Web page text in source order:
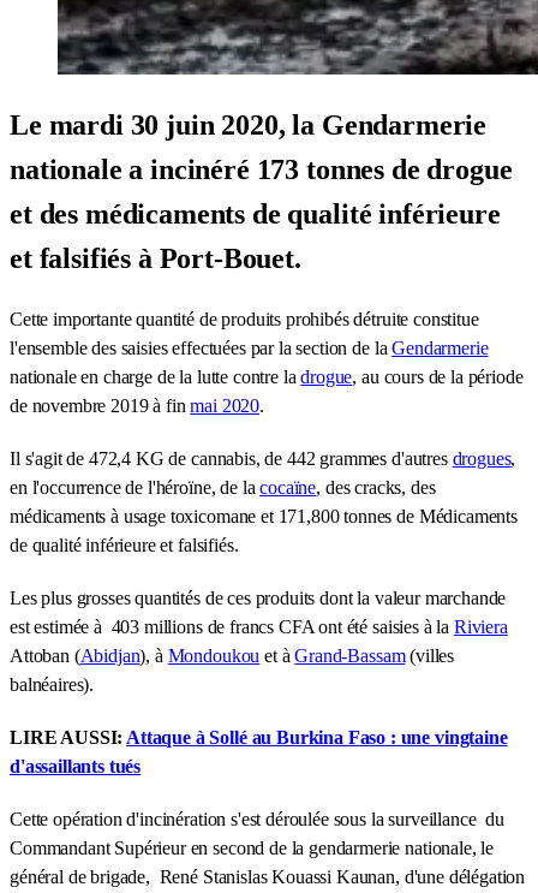
Le mardi 30 juin 2020, la Gendarmerie
nationale a incinéré 173 tonnes de drogue
et des médicaments de qualité inférieure
et falsifiés à Port-Bouet.
Cette importante quantité de produits prohibés détruite constitue
l'ensemble des saisies effectuées par la section de laGendarmerie
nationale en charge de la lutte contre ladrogue, au cours de la période
de novembre 2019 à finmai 2020.
Il s'agit de 472,4 KG de cannabis, de 442 grammes d'autres drogues,
en l'occurrence de l'héroïne, de lacocaïne, des cracks, des
médicaments à usage toxicomane et 171,800 tonnes de Médicaments
de qualité inférieure et falsifiés.
Les plus grosses quantités de ces produits dont la valeur marchande
est estimée à 403 millions de francs CFA ont été saisies à la Riviera
Attoban (Abidjan), à Mondoukou et àGrand-Bassam(villes
balnéaires).
LIRE AUSSI: Attaque à Sollé au Burkina Faso : une vingtaine
d'assaillants tués
Cette opération d'incinération s'est déroulée sous la surveillance du
Commandant Supérieur en second de la gendarmerie nationale, le
général de brigade, René Stanislas Kouassi Kaunan, d'une délégation